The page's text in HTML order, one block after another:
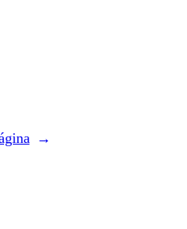
→